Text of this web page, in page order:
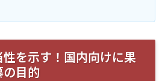
を示す！国内向けに果
の目的